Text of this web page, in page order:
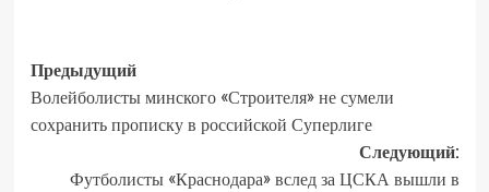
Предыдущий
Волейболисты минского «Строителя» не сумели
сохранить прописку в российской Суперлиге
Следующий:
Футболисты «Краснодара» вслед за ЦСКА вышли в